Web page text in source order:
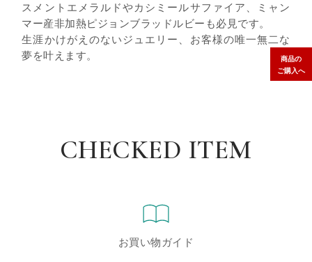
スメントエメラルドやカシミールサファイア、ミャン
マー産非加熱ピジョンブラッドルビーも必見です。
生涯かけがえのないジュエリー、お客様の唯一無二な
夢を叶えます。
商品の
ご購入へ
CHECKED ITEM
お買い物ガイド